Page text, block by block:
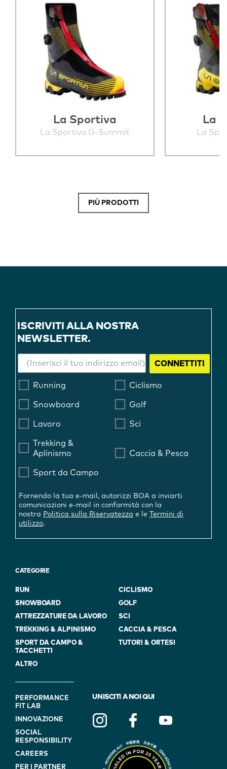
La Sportiva
La Sportiva G-Summit
La
La
PIÙ PRODOTTI
ISCRIVITI ALLA NOSTRA
NEWSLETTER.
CONNETTITI
Running Ciclismo
Snowboard Golf
Lavoro Sci
Trekking &
Aplinismo
Caccia & Pesca
Sport da Campo
Fornendo la tua e-mail, autorizzi BOA a inviarti
comunicazioni e-mail in conformità con la
nostra Politica sulla Riservatezza e le Termini di
utilizzo.
CATEGORIE
RUN
CICLISMO
SNOWBOARD
GOLF
ATTREZZATURE DA LAVORO
SCI
TREKKING & ALPINISMO
CACCIA & PESCA
SPORT DA CAMPO &
TACCHETTI
TUTORI & ORTESI
ALTRO
FOOTER
NAVIGATION
(ON
BLUE)
PERFORMANCE
FIT LAB
INNOVAZIONE
SOCIAL
RESPONSIBILITY
CAREERS
PER I PARTNER
UNISCITI A NOI QUI